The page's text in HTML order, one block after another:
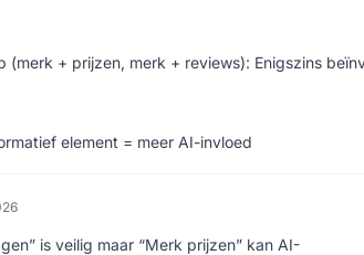
+ prijzen, merk + reviews): Enigszins
element = meer AI-invloed
is veilig maar “Merk prijzen” kan AI-